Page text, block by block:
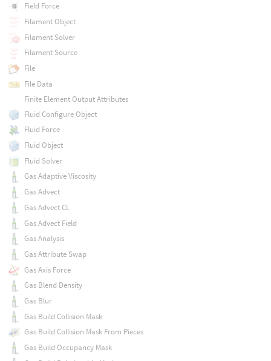
Field Force
Filament Object
Filament Solver
Filament Source
File
File Data
Finite Element Output Attributes
Fluid Configure Object
Fluid Force
Fluid Object
Fluid Solver
Gas Adaptive Viscosity
Gas Advect
Gas Advect CL
Gas Advect Field
Gas Analysis
Gas Attribute Swap
Gas Axis Force
Gas Blend Density
Gas Blur
Gas Build Collision Mask
Gas Build Collision Mask From Pieces
Gas Build Occupancy Mask